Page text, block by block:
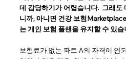
데 감당하기가 어렵습니다.  그래도
니까, 아니면 건강 보험
는 개인 보험 플랜을 유지할 수 있
보험료가 없는 파트 A의 자격이 안